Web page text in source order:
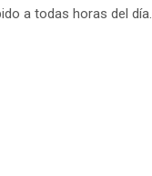
a todas horas del día.